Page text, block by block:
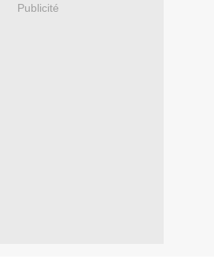
Publicité